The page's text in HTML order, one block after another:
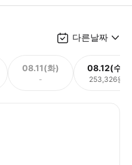
다른날짜
08.11(화)
-
08.12(수)
253,326원